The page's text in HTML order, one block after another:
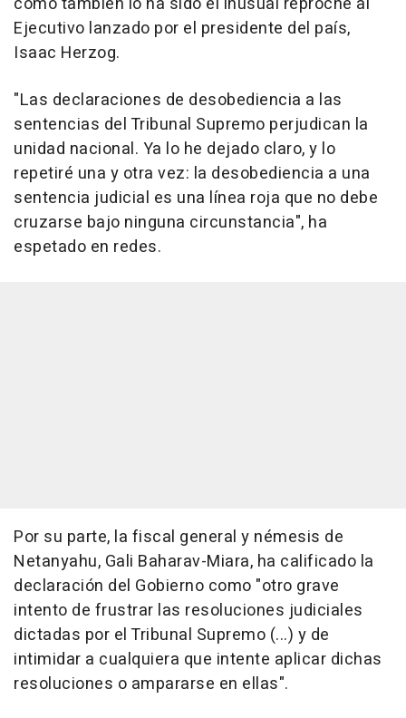
Ejecutivo lanzado por el presidente del país,
Isaac Herzog.
"Las declaraciones de desobediencia a las
sentencias del Tribunal Supremo perjudican la
unidad nacional. Ya lo he dejado claro, y lo
repetiré una y otra vez: la desobediencia a una
sentencia judicial es una línea roja que no debe
cruzarse bajo ninguna circunstancia", ha
espetado en redes.
Por su parte, la fiscal general y némesis de
Netanyahu, Gali Baharav-Miara, ha calificado la
declaración del Gobierno como "otro grave
intento de frustrar las resoluciones judiciales
dictadas por el Tribunal Supremo (...) y de
intimidar a cualquiera que intente aplicar dichas
resoluciones o ampararse en ellas".